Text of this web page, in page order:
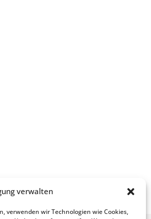
verwalten
verwenden wir Technologien wie Cookies,